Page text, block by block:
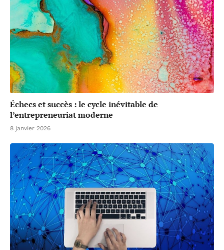
Échecs et succès : le cycle inévitable de
l’entrepreneuriat moderne
8 janvier 2026